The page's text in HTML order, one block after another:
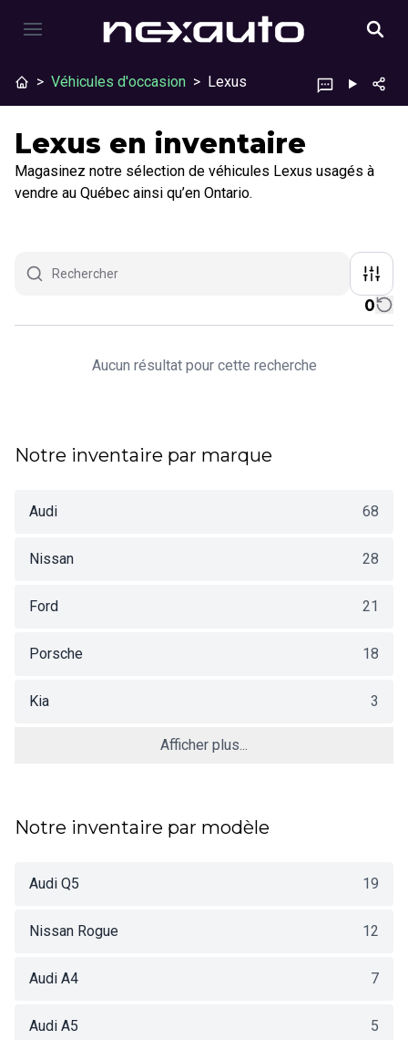
> Véhicules d'occasion > Lexus
Lexus en inventaire
Magasinez notre sélection de véhicules Lexus usagés à
vendre au Québec ainsi qu’en Ontario.
0
Aucun résultat pour cette recherche
Notre inventaire par marque
Audi 68
Nissan 28
Ford 21
Porsche 18
Kia 3
Afficher plus...
Notre inventaire par modèle
Audi Q5 19
Nissan Rogue 12
Audi A4 7
Audi A5 5